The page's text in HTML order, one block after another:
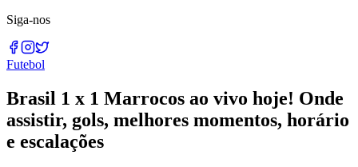
Siga-nos
Futebol
Brasil 1 x 1 Marrocos ao vivo hoje! Onde
assistir, gols, melhores momentos, horário
e escalações